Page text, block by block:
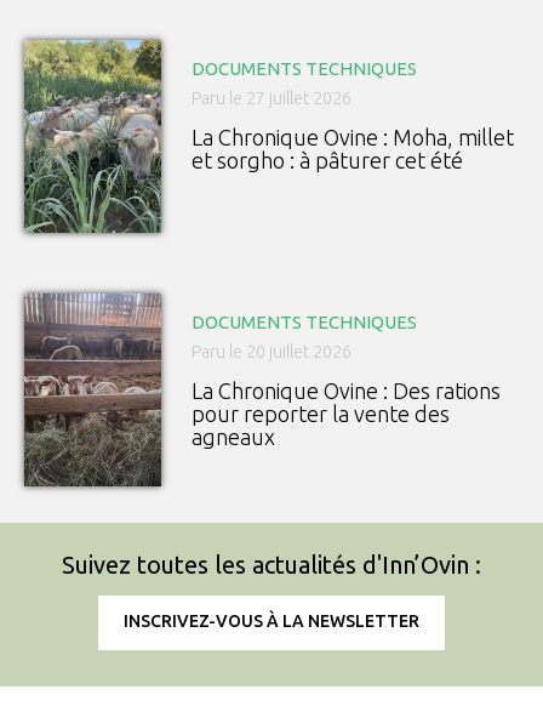
DOCUMENTS TECHNIQUES
Paru le 27 juillet 2026
La Chronique Ovine : Moha, millet
et sorgho : à pâturer cet été
DOCUMENTS TECHNIQUES
Paru le 20 juillet 2026
La Chronique Ovine : Des rations
pour reporter la vente des
agneaux
Suivez toutes les actualités d'Inn’Ovin :
INSCRIVEZ-VOUS À LA NEWSLETTER